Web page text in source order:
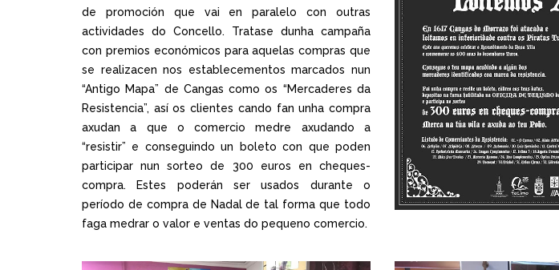
de promoción que vai en paralelo con outras
actividades do Concello. Tratase dunha campaña
con premios económicos para aquelas compras que
se realizacen nos establecementos marcados nun
“Antigo Mapa” de Cangas como os “Mercaderes da
Resistencia”, así os clientes cando fan unha compra
axudan a que o comercio medre axudando a
“resistir” e conseguindo un boleto con que poden
participar nun sorteo de 300 euros en cheques-
compra. Estes poderán ser usados durante o
período de compra de Nadal de tal forma que todo
faga medrar o valor e ventas do pequeno comercio.